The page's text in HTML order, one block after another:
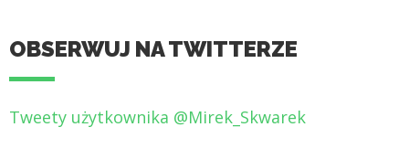
OBSERWUJ NA TWITTERZE
Tweety użytkownika @Mirek_Skwarek